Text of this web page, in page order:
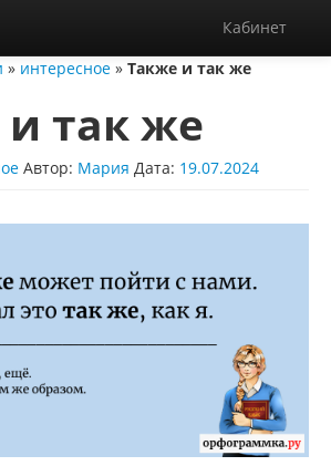
Кабинет
» интересное » Также и так же
так же
Автор: Мария Дата: 19.07.2024